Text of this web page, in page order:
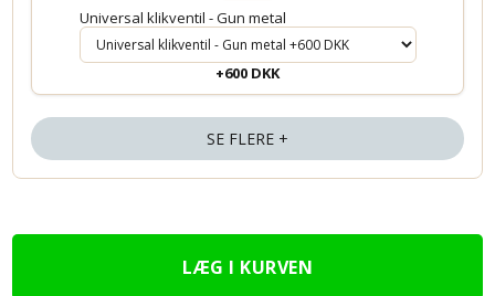
Universal klikventil - Gun metal
+600 DKK
SE FLERE +